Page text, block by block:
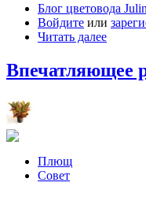
Блог цветовода
Войдите или
Читать далее
Впечатляющее
Плющ
Совет